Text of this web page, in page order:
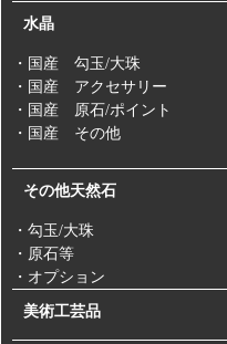
水晶
・国産 勾玉/大珠
・国産 アクセサリー
・国産 原石/ポイント
・国産 その他
その他天然石
・勾玉/大珠
・原石等
・オプション
美術工芸品